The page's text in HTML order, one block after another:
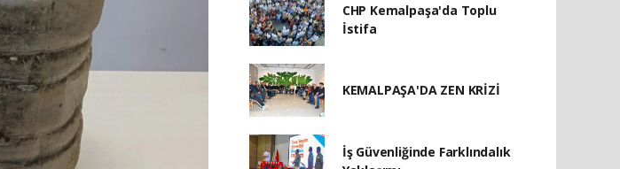
CHP Kemalpaşa'da Toplu
İstifa
KEMALPAŞA'DA ZEN KRİZİ
İş Güvenliğinde Farklındalık